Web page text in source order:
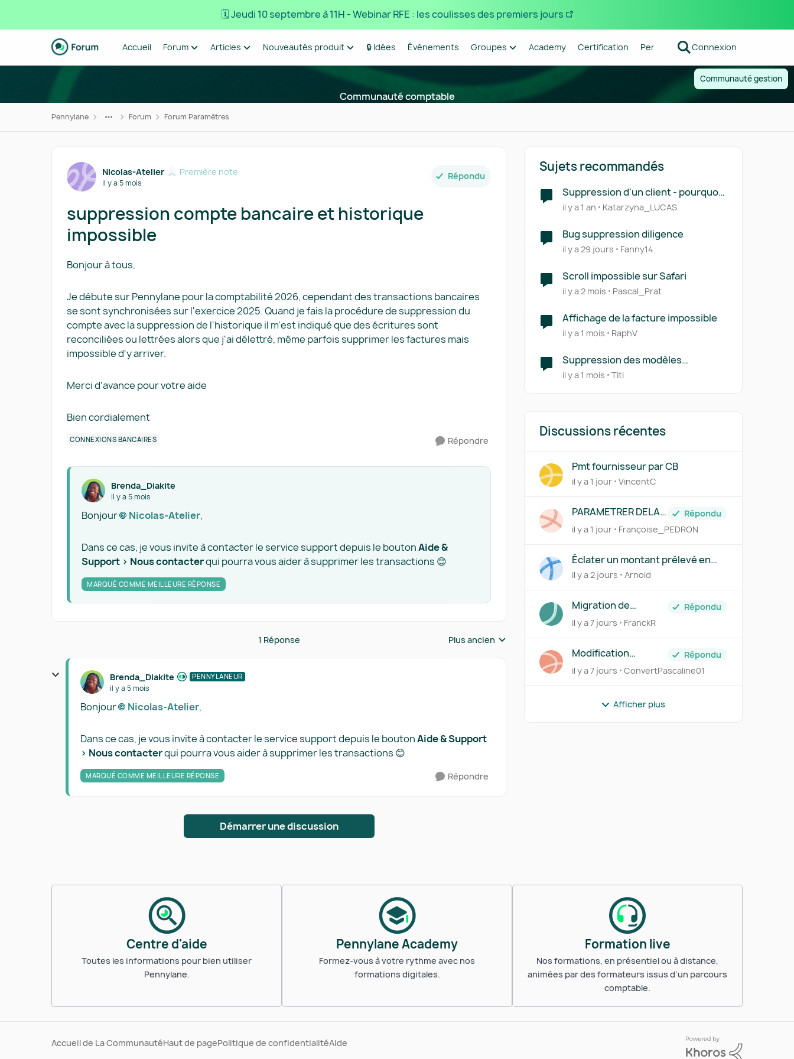
🗓️ Jeudi 10 septembre à 11H - Webinar RFE : les coulisses des premiers jours
Passer au contenu
Accueil Forum Articles Nouveautés produit 🔒 Idées Événements Groupes Academy Certification Pennylane Centre d'aide
Connexion
Communauté gestion
Communauté comptable
Pennylane Forum Forum Paramètres
Forum Discussion
Nicolas-Atelier Première note
il y a 5 mois
Répondu
suppression compte bancaire et historique
impossible
Bonjour à tous,
Je débute sur Pennylane pour la comptabilité 2026, cependant des transactions bancaires
se sont synchronisées sur l'exercice 2025. Quand je fais la procédure de suppression du
compte avec la suppression de l'historique il m'est indiqué que des écritures sont
reconciliées ou lettrées alors que j'ai délettré, même parfois supprimer les factures mais
impossible d'y arriver.
Merci d'avance pour votre aide
Bien cordialement
CONNEXIONS BANCAIRES Répondre
Brenda_Diakite
il y a 5 mois
Bonjour Nicolas-Atelier​,
Dans ce cas, je vous invite à contacter le service support depuis le boutonAide &
Support > Nous contacterqui pourra vous aider à supprimer les transactions 😊
MARQUÉ COMME MEILLEURE RÉPONSE
1 Réponse Réponses triées par
Plus ancien
Brenda_Diakite PENNYLANEUR
il y a 5 mois
Bonjour Nicolas-Atelier​,
Dans ce cas, je vous invite à contacter le service support depuis le boutonAide & Support
> Nous contacterqui pourra vous aider à supprimer les transactions 😊
MARQUÉ COMME MEILLEURE RÉPONSE Répondre
Démarrer une discussion
Sujets recommandés
Suppression d'un client - pourquoi
"action impossible" ?
il y a 1 an Katarzyna_LUCAS
Bug suppression diligence
il y a 29 jours Fanny14
Scroll impossible sur Safari
il y a 2 mois Pascal_Prat
Affichage de la facture impossible
il y a 1 mois RaphV
Suppression des modèles
d'imports
il y a 1 mois Titi
Discussions récentes
Pmt fournisseur par CB
il y a 1 jour VincentC
PARAMETRER DELAI
DE PAIEMENT FICHE
FOURNISSEUR
Répondu
il y a 1 jour
Françoise_PEDRON
Éclater un montant prélevé en
plusieurs comptes via le Centre
des règles
il y a 2 jours Arnold
Migration de
Transfert Banque
vers Pennylane
Répondu
il y a 7 jours
FranckR
Modification
information client
Répondu
il y a 7 jours
ConvertPascaline01
Afficher plus
Centre d'aide
Toutes les informations pour bien utiliser
Pennylane.
Pennylane Academy
Formez-vous à votre rythme avec nos
formations digitales.
Formation live
Nos formations, en présentiel ou à distance,
animées par des formateurs issus d’un parcours
comptable.
Accueil de La CommunautéHaut de pagePolitique de confidentialitéAide